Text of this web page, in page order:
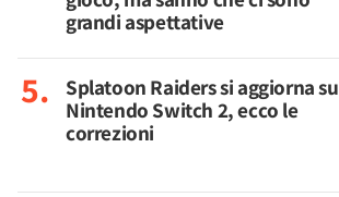
grandi aspettative
Splatoon Raiders si aggiorna su
Nintendo Switch 2, ecco le
correzioni